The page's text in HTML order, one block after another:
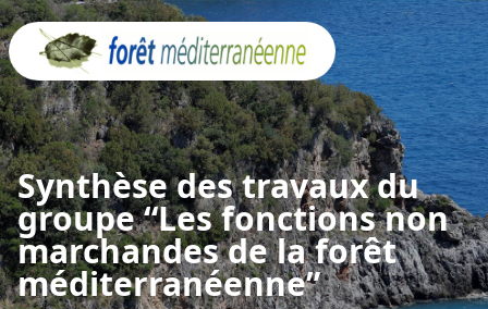
Synthèse des travaux du
groupe “Les fonctions non
marchandes de la forêt
méditerranéenne”
Panneau de gestion des cookies